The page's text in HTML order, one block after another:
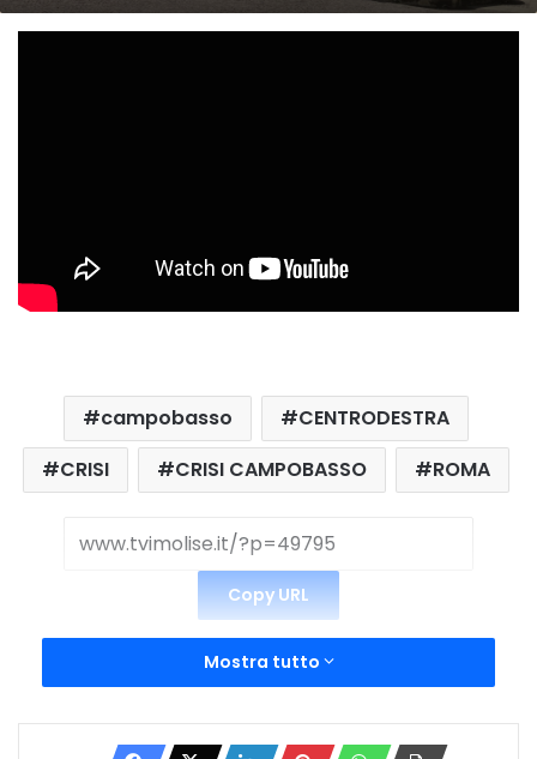
campobasso
CENTRODESTRA
CRISI
CRISI CAMPOBASSO ROMA
Copy URL
Mostra tutto